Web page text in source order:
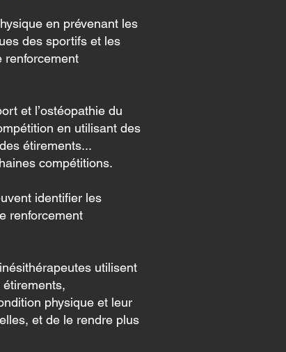
en prévenant les
des sportifs et les
renforcement
et l’ostéopathie du
en utilisant des
étirements...
compétitions.
identifier les
renforcement
utilisent
étirements,
physique et leur
et de le rendre plus